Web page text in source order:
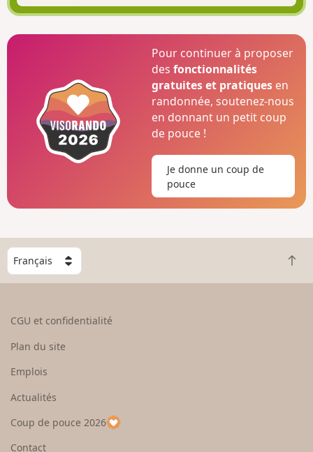
Pour continuer à proposer
desfonctionnalités
gratuites et pratiques en
randonnée, soutenez-nous
en donnant un petit coup
de pouce !
Je donne un coup de
pouce
C
h
o
e
u
p
a
R
e
CGU et confidentialité
Plan du site
Emplois
Actualités
Coup de pouce 2026
Contact